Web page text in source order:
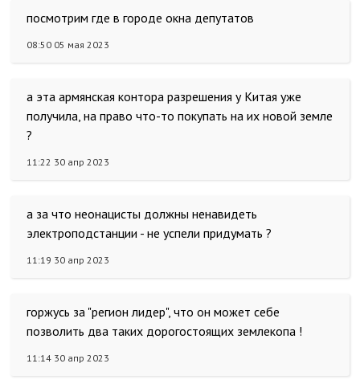
посмотрим где в городе окна депутатов
08:50 05 мая 2023
а эта армянская контора разрешения у Китая уже
получила, на право что-то покупать на их новой земле
?
11:22 30 апр 2023
а за что неонацисты должны ненавидеть
электроподстанции - не успели придумать ?
11:19 30 апр 2023
горжусь за "регион лидер", что он может себе
позволить два таких дорогостоящих землекопа !
11:14 30 апр 2023